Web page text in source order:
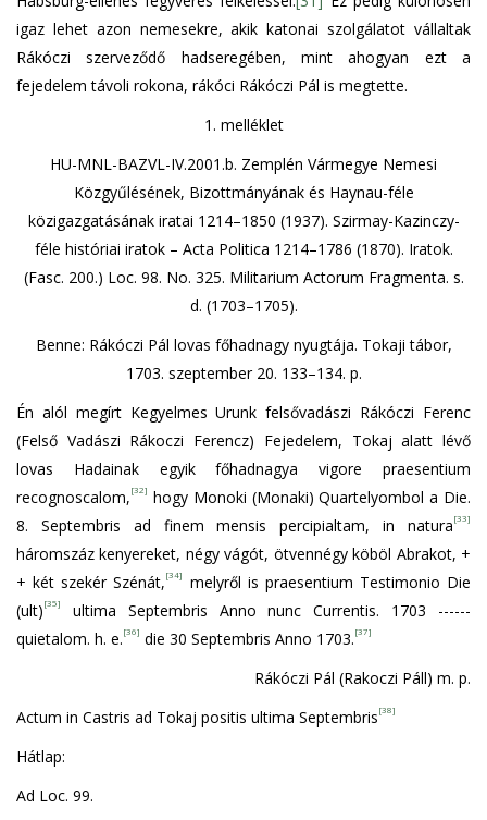
igaz lehet azon nemesekre, akik katonai szolgálatot vállaltak
Rákóczi szerveződő hadseregében, mint ahogyan ezt a
fejedelem távoli rokona, rákóci Rákóczi Pál is megtette.
1. melléklet
HU-MNL-BAZVL-IV.2001.b. Zemplén Vármegye Nemesi
Közgyűlésének, Bizottmányának és Haynau-féle
közigazgatásának iratai 1214–1850 (1937). Szirmay-Kazinczy-
féle históriai iratok – Acta Politica 1214–1786 (1870). Iratok.
(Fasc. 200.) Loc. 98. No. 325. Militarium Actorum Fragmenta. s.
d. (1703–1705).
Benne: Rákóczi Pál lovas főhadnagy nyugtája. Tokaji tábor,
1703. szeptember 20. 133–134. p.
Én alól megírt Kegyelmes Urunk felsővadászi Rákóczi Ferenc
(Felső Vadászi Rákoczi Ferencz) Fejedelem, Tokaj alatt lévő
lovas Hadainak egyik főhadnagya vigore praesentium
recognoscalom, [32] hogy Monoki (Monaki) Quartelyombol a Die.
8. Septembris ad finem mensis percipialtam, in natura [33]
háromszáz kenyereket, négy vágót, ötvennégy köböl Abrakot, +
+ két szekér Szénát, [34]
melyről is praesentium Testimonio Die
(ult) [35]
ultima Septembris Anno nunc Currentis. 1703 ------
quietalom. h. e. [36] die 30 Septembris Anno 1703. [37]
Rákóczi Pál (Rakoczi Páll) m. p.
Actum in Castris ad Tokaj positis ultima Septembris [38]
Hátlap:
Ad Loc. 99.